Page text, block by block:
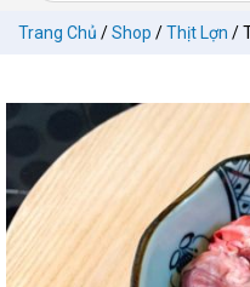
Trang Chủ /Shop /Thịt Lợn /